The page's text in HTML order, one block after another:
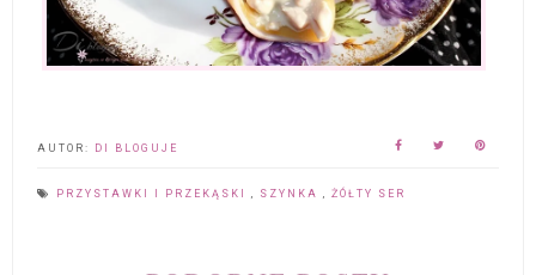
AUTOR: DI BLOGUJE
PRZYSTAWKI I PRZEKĄSKI , SZYNKA , ŻÓŁTY SER